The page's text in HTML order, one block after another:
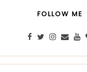
FOLLOW ME